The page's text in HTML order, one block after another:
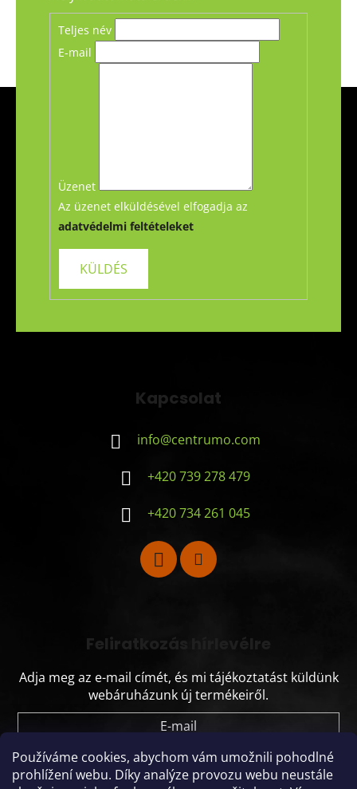
Používáme cookies, abychom vám umožnili pohodlné
prohlížení webu. Díky analýze provozu webu neustále
Kapcsolat
info@centrumo.com
+420 739 278 479
+420 734 261 045
Feliratkozás hírlevélre
Adja meg az e-mail címét, és mi tájékoztatást küldünk
webáruházunk új termékeiről.
E-mail
Vložením e-mailu souhlasíte spodmínkami
ochrany osobních údajů
Teljes név
E-mail
Üzenet
Az üzenet elküldésével elfogadja az
adatvédelmi feltételeket